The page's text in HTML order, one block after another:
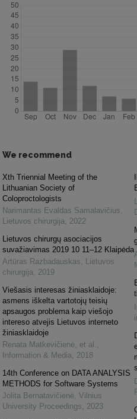
We recommend
Xth Triennial Meeting of the
Lithuanian Society of
Coloproctologists
Narimantas Evaldas Samalavičius
Lietuvos chirurgija
2022
Lietuvos chirurgų asociacijos
suvažiavimas 2019 10 11–12 Klaipėda
Artūras Razbadauskas
Lietuvos
chirurgija
2019
Viešasis interesas žiniasklaidoje:
asmens iškelta vartotojų teisių
apsaugos problema kaip viešojo
intereso atvejis Lietuvos interneto
žiniasklaidoje
Renata Matkevičienė, et al.
Information & Media
2018
14th Conference on DATA ANALYSIS
METHODS for Software Systems
Jolita Bernatavičienė Vilnius
University Proceedings
2023